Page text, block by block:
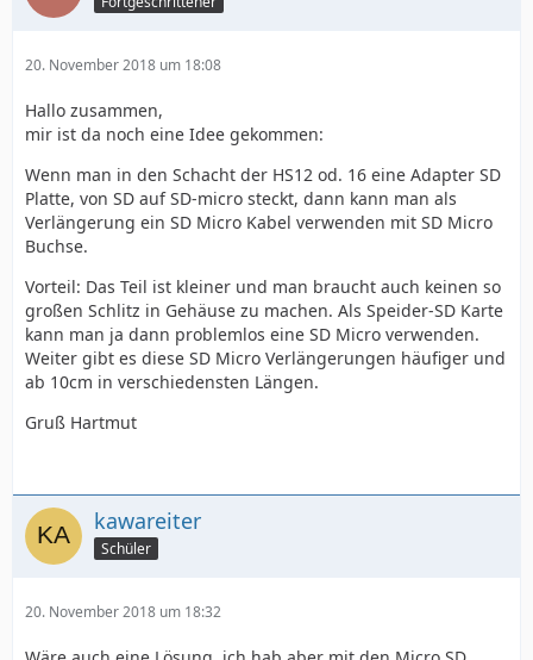
20. November 2018 um 18:08
Hallo zusammen,
mir ist da noch eine Idee gekommen:
Wenn man in den Schacht der HS12 od. 16 eine Adapter SD
Platte, von SD auf SD-micro steckt, dann kann man als
Verlängerung ein SD Micro Kabel verwenden mit SD Micro
Buchse.
Vorteil: Das Teil ist kleiner und man braucht auch keinen so
großen Schlitz in Gehäuse zu machen. Als Speider-SD Karte
kann man ja dann problemlos eine SD Micro verwenden.
Weiter gibt es diese SD Micro Verlängerungen häufiger und
ab 10cm in verschiedensten Längen.
Gruß Hartmut
kawareiter
Schüler
20. November 2018 um 18:32